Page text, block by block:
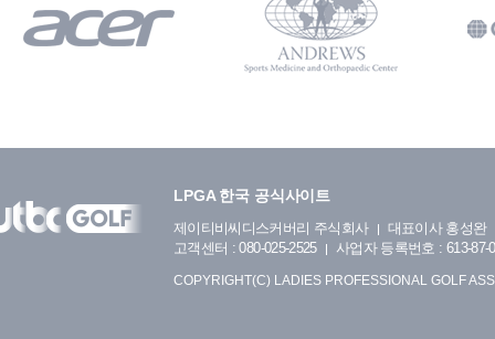
LPGA 한국 공식사이트
제이티비씨디스커버리 주식회사
대표이사 홍성완
고객센터 : 080-025-2525
사업자 등록번호 : 613-87-
COPYRIGHT(C) LADIES PROFESSIONAL GOLF